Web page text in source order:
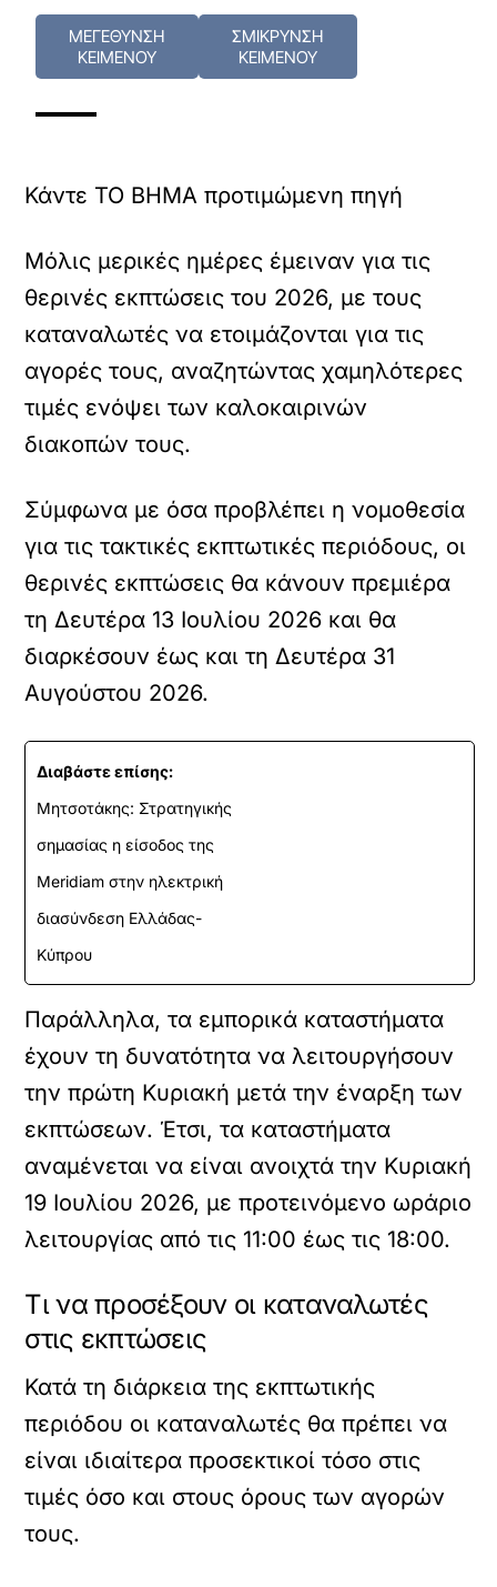
ΜΕΓΕΘΥΝΣΗ
ΚΕΙΜΕΝΟΥ
ΣΜΙΚΡΥΝΣΗ
ΚΕΙΜΕΝΟΥ
Κάντε TO BHMA προτιμώμενη πηγή
Μόλις μερικές ημέρες έμειναν για τις
θερινές εκπτώσεις του 2026, με τους
καταναλωτές να ετοιμάζονται για τις
αγορές τους, αναζητώντας χαμηλότερες
τιμές ενόψει των καλοκαιρινών
διακοπών τους.
Σύμφωνα με όσα προβλέπει η νομοθεσία
για τις τακτικές εκπτωτικές περιόδους, οι
θερινές εκπτώσεις θα κάνουν πρεμιέρα
τη Δευτέρα 13 Ιουλίου 2026 και θα
διαρκέσουν έως και τη Δευτέρα 31
Αυγούστου 2026.
Διαβάστε επίσης:
Μητσοτάκης: Στρατηγικής
σημασίας η είσοδος της
Meridiam στην ηλεκτρική
διασύνδεση Ελλάδας-
Κύπρου
Παράλληλα, τα εμπορικά καταστήματα
έχουν τη δυνατότητα να λειτουργήσουν
την πρώτη Κυριακή μετά την έναρξη των
εκπτώσεων. Έτσι, τα καταστήματα
αναμένεται να είναι ανοιχτά την Κυριακή
19 Ιουλίου 2026, με προτεινόμενο ωράριο
λειτουργίας από τις 11:00 έως τις 18:00.
Τι να προσέξουν οι καταναλωτές
στις εκπτώσεις
Κατά τη διάρκεια της εκπτωτικής
περιόδου οι καταναλωτές θα πρέπει να
είναι ιδιαίτερα προσεκτικοί τόσο στις
τιμές όσο και στους όρους των αγορών
τους.